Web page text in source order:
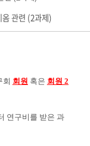
관련 (2과제)
회 회원 혹은 회원 2
연구비를 받은 과